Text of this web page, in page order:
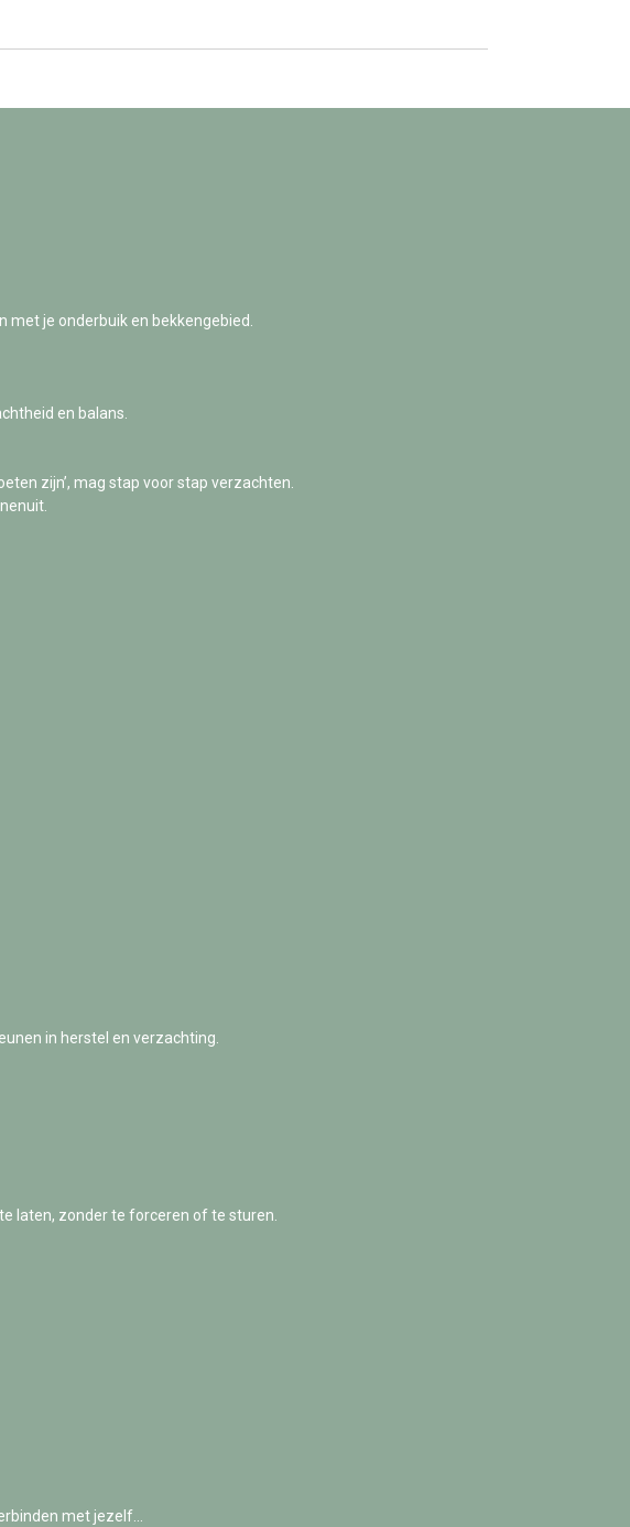
je onderbuik en bekkengebied.
en balans.
zijn’, mag stap voor stap verzachten.
in herstel en verzachting.
laten, zonder te forceren of te sturen.
met jezelf…